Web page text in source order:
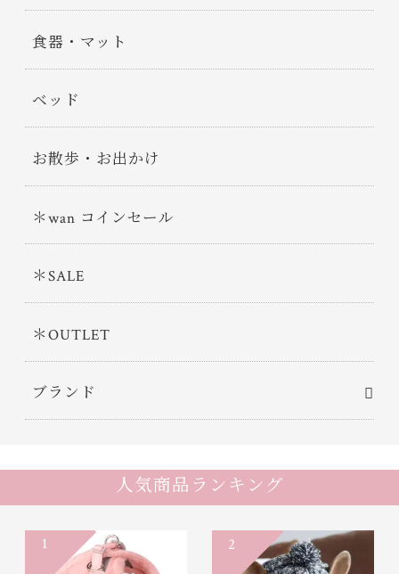
食器・マット
ベッド
お散歩・お出かけ
＊wan コインセール
＊SALE
＊OUTLET
ブランド
人気商品ランキング
1 2